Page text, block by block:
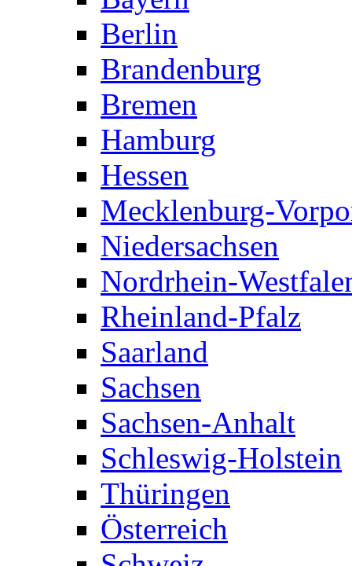
Berlin
Brandenburg
Bremen
Hamburg
Hessen
Mecklenburg-
Niedersachsen
Nordrhein-
Rheinland-Pfalz
Saarland
Sachsen
Sachsen-Anhalt
Schleswig-Holstein
Thüringen
Österreich